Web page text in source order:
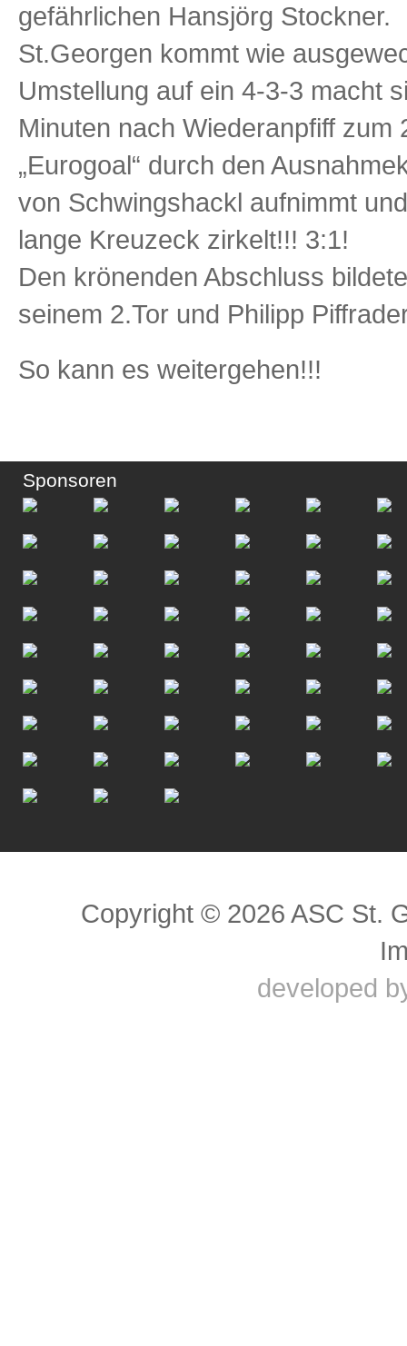
gefährlichen Hansjörg Stockner.
St.Georgen kommt wie
Umstellung auf ein 4-3-3 macht
Minuten nach Wiederanpfiff
„Eurogoal“ durch den
von Schwingshackl aufnimmt
lange Kreuzeck zirkelt!!! 3:1!
Den krönenden Abschluss
seinem 2.Tor und Philipp
So kann es weitergehen!!!
Sponsoren
Copyright © 2026 ASC St.
developed